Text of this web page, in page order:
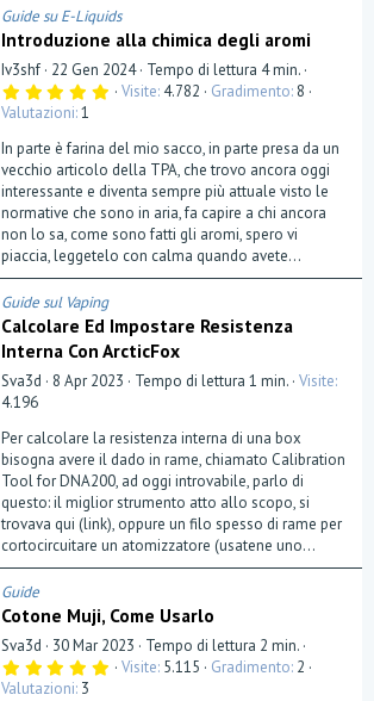
Guide su E-Liquids
Introduzione alla chimica degli aromi
Iv3shf 22 Gen 2024 Tempo di lettura 4 min.
5
0
s
t
e
l
l
a
(
e
)
Visite 4.782 Gradimento 8
Valutazioni 1
In parte è farina del mio sacco, in parte presa da un
vecchio articolo della TPA, che trovo ancora oggi
interessante e diventa sempre più attuale visto le
normative che sono in aria, fa capire a chi ancora
non lo sa, come sono fatti gli aromi, spero vi
piaccia, leggetelo con calma quando avete...
Guide sul Vaping
Calcolare Ed Impostare Resistenza
Interna Con ArcticFox
Sva3d 8 Apr 2023 Tempo di lettura 1 min. Visite
4.196
Per calcolare la resistenza interna di una box
bisogna avere il dado in rame, chiamato Calibration
Tool for DNA200, ad oggi introvabile, parlo di
questo: il miglior strumento atto allo scopo, si
trovava qui (link), oppure un filo spesso di rame per
cortocircuitare un atomizzatore (usatene uno...
Guide
Cotone Muji, Come Usarlo
Sva3d 30 Mar 2023
Tempo di lettura 2 min.
5 Visite 5.115 Gradimento 2
Valutazioni 3